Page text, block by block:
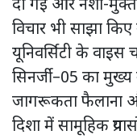
दी गईं और नशा-
विचार भी साझा किए
यूनिवर्सिटी के वाइस
सिनर्जी–05 का
जागरूकता फैलाना
दिशा में सामूहिक